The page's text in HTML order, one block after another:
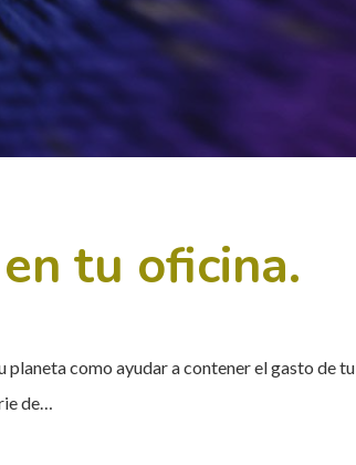
tu oficina.
como ayudar a contener el gasto de tu
de…